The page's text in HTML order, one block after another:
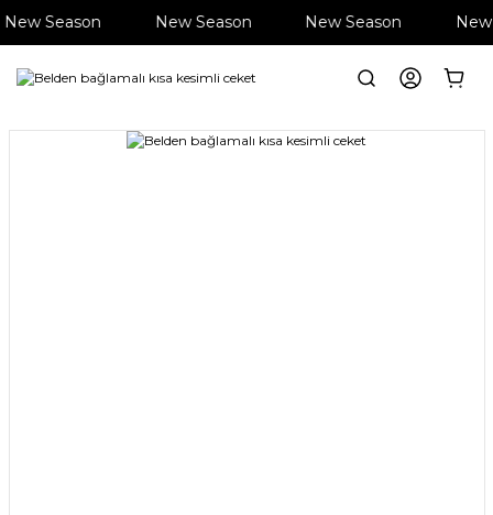
New Season New Season New Season New
Anasayfa Giyim Ceket Belden bağlamalı kısa kesimli ceket